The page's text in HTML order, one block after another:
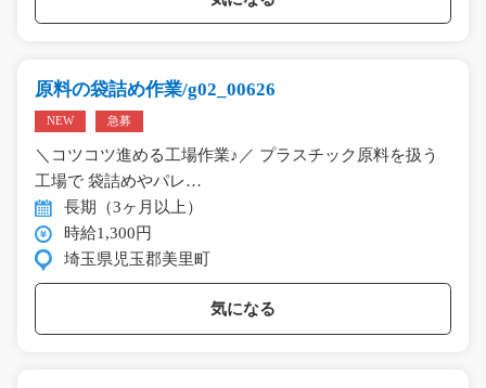
原料の袋詰め作業/g02_00626
NEW 急募
＼コツコツ進める工場作業♪／ プラスチック原料を扱う
工場で 袋詰めやパレ…
長期（3ヶ月以上）
時給1,300円
埼玉県児玉郡美里町
気になる